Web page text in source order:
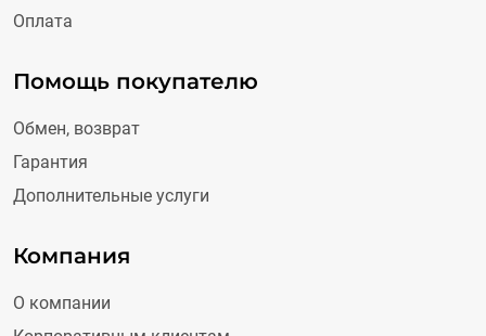
Оплата
Помощь покупателю
Обмен, возврат
Гарантия
Дополнительные услуги
Компания
О компании